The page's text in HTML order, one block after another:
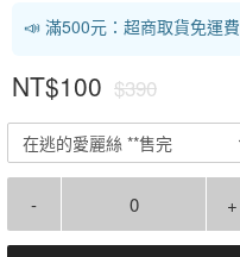
📣 滿500元：超商取貨免運費
NT$100 $390
在逃的愛麗絲 **售完
- +